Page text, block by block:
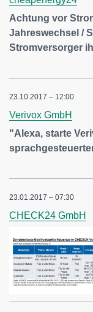
Achtung vor
Jahreswechsel /
Stromversorger
23.10.2017 – 12:00
Verivox GmbH
"Alexa, starte
23.01.2017 – 07:30
CHECK24 GmbH